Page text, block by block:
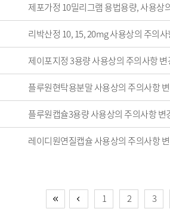
제포가정 10밀리그램 용법용량, 사용상
리박산정 10, 15, 20mg 사용상의 주의
제이포지정 3용량 사용상의 주의사항 변
플루원현탁용분말 사용상의 주의사항
플루원캡슐3용량 사용상의 주의사항 변
레이디원연질캡슐 사용상의 주의사항
1 2 3